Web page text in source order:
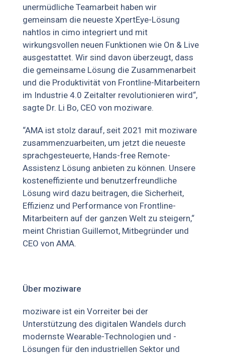
unermüdliche Teamarbeit haben wir
gemeinsam die neueste XpertEye-Lösung
nahtlos in cimo integriert und mit
wirkungsvollen neuen Funktionen wie On & Live
ausgestattet. Wir sind davon überzeugt, dass
die gemeinsame Lösung die Zusammenarbeit
und die Produktivität von Frontline-Mitarbeitern
im Industrie 4.0 Zeitalter revolutionieren wird“,
sagte Dr. Li Bo, CEO von moziware.
“AMA ist stolz darauf, seit 2021 mit moziware
zusammenzuarbeiten, um jetzt die neueste
sprachgesteuerte, Hands-free Remote-
Assistenz Lösung anbieten zu können. Unsere
kosteneffiziente und benutzerfreundliche
Lösung wird dazu beitragen, die Sicherheit,
Effizienz und Performance von Frontline-
Mitarbeitern auf der ganzen Welt zu steigern,“
meint Christian Guillemot, Mitbegründer und
CEO von AMA.
Über moziware
moziware ist ein Vorreiter bei der
Unterstützung des digitalen Wandels durch
modernste Wearable-Technologien und -
Lösungen für den industriellen Sektor und